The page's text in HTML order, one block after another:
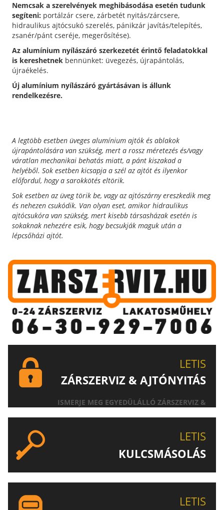
Nemcsak a szerelvények meghibásodása esetén tudunk
segíteni: portálzár csere, zárbetét nyitás/zárcsere,
hidraulikus ajtócsukó szerelés, pánikzár javítás/telepítés,
zsanér/pánt cseréje, megerősítése).
Az alumínium nyílászáró szerkezetét érintő feladatokkal
is kereshetnek bennünket: üvegezés, újrapántolás,
újraékelés.
Új alumínium nyílászáró gyártásávan is állunk
rendelkezésre.
A legtöbb esetben üveges alumínium ajtók és ablakok
újrapántolására van szükség, mert a rossz méretezés és/vagy
váratlan mechanikai behatás miatt, a pánt kiszakad a
helyéből. Sok esetben kicsapja a szél az ajtót és ilyenkor
előfordul, hogy a sarokkötés eltörik.
Sok esetben az üveg törik be, vagy az ajtószárny ereszkedik meg
és nehezen csukódik. Van olyan eset, amikor hidraulikus
ajtócsukóra van szükség, mert kisebb társasházak esetén is
sokaknak nehezére esik, hogy becsukják maguk után a
lépcsőházi ajtót.
LETIS
ZÁRSZERVIZ & AJTÓNYITÁS
ISMERJE MEG EGYEDÜLÁLLÓ ZÁRSZERVIZ &
LETIS
KULCSMÁSOLÁS
LETIS